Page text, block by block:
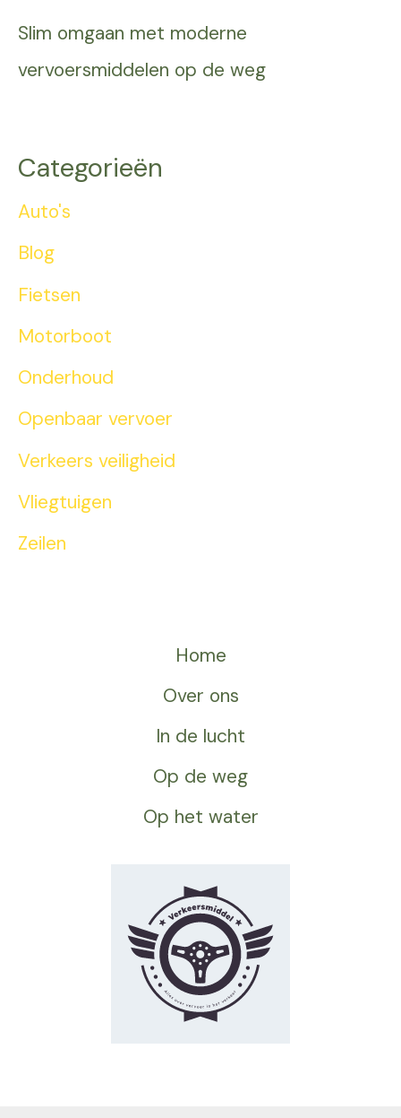
Slim omgaan met moderne
vervoersmiddelen op de weg
Categorieën
Auto's
Blog
Fietsen
Motorboot
Onderhoud
Openbaar vervoer
Verkeers veiligheid
Vliegtuigen
Zeilen
Home
Over ons
In de lucht
Op de weg
Op het water